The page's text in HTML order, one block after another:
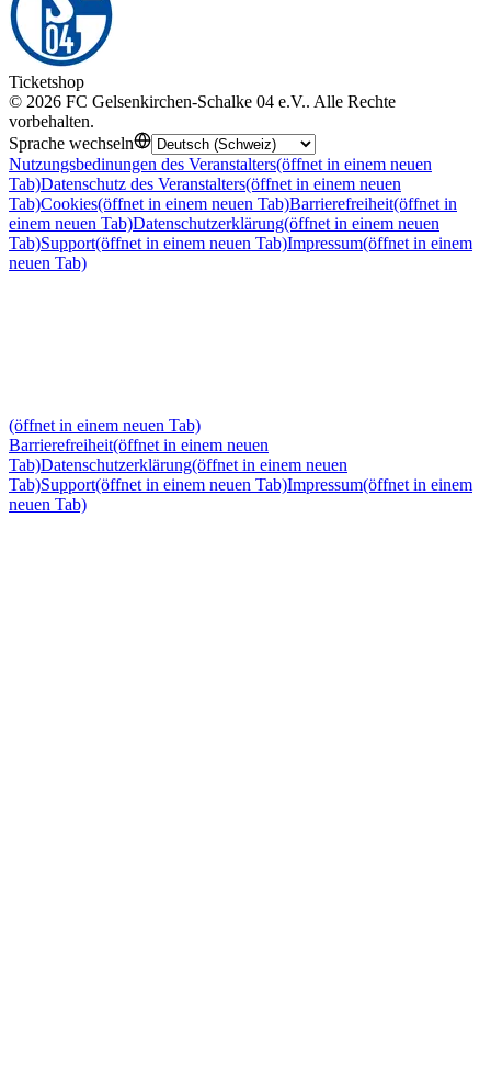
Ticketshop
© 2026 FC Gelsenkirchen-Schalke 04 e.V.. Alle Rechte
vorbehalten.
Sprache wechseln
Nutzungsbedinungen des Veranstalters(öffnet in einem neuen
Tab)Datenschutz des Veranstalters(öffnet in einem neuen
Tab)Cookies(öffnet in einem neuen Tab)Barrierefreiheit(öffnet in
einem neuen Tab)Datenschutzerklärung(öffnet in einem neuen
Tab)Support(öffnet in einem neuen Tab)Impressum(öffnet in einem
neuen Tab)
(öffnet in einem neuen Tab)
Barrierefreiheit(öffnet in einem neuen
Tab)Datenschutzerklärung(öffnet in einem neuen
Tab)Support(öffnet in einem neuen Tab)Impressum(öffnet in einem
neuen Tab)